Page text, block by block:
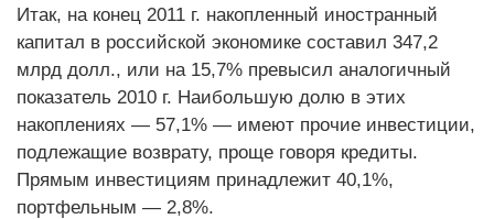
Итак, на конец 2011 г. накоп­ленный иностранный
капитал в российской экономике составил 347,2
млрд долл., или на 15,7% превысил аналогичный
показатель 2010 г. Наибольшую долю в этих
накоплениях — 57,1% — имеют прочие инвестиции,
подлежащие возврату, проще говоря кредиты.
Прямым инвестициям принадлежит 40,1%,
портфельным — 2,8%.